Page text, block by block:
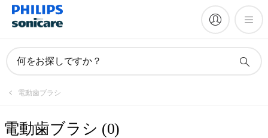
何をお探しですか？
電動歯ブラシ
電動歯ブラシ (0)